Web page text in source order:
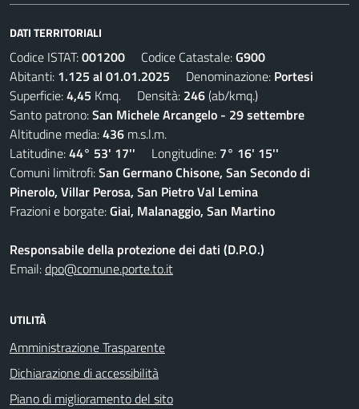
DATI TERRITORIALI
Codice ISTAT:001200 Codice Catastale:G900
Abitanti: 1.125 al 01.01.2025 Denominazione: Portesi
Superficie:4,45 Kmq. Densità: 246(ab/kmq.)
Santo patrono:San Michele Arcangelo - 29 settembre
Altitudine media:436 m.s.l.m.
Latitudine:44° 53' 17'' Longitudine: 7° 16' 15''
Comuni limitrofi:San Germano Chisone, San Secondo di
Pinerolo, Villar Perosa, San Pietro Val Lemina
Frazioni e borgate:Giai, Malanaggio, San Martino
Responsabile della protezione dei dati (D.P.O.)
Email:dpo@comune.porte.to.it
UTILITÀ
Amministrazione Trasparente
Dichiarazione di accessibilità
Piano di miglioramento del sito